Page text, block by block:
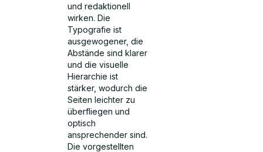
und redaktionell
wirken. Die
Typografie ist
ausgewogener, die
Abstände sind klarer
und die visuelle
Hierarchie ist
stärker, wodurch die
Seiten leichter zu
überfliegen und
optisch
ansprechender sind.
Die vorgestellten